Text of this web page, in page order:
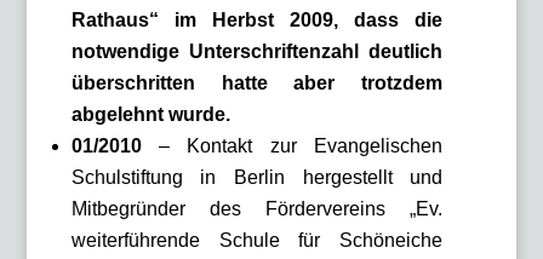
Rathaus“ im Herbst 2009, dass die
notwendige Unterschriftenzahl deutlich
überschritten hatte aber trotzdem
abgelehnt wurde.
01/2010– Kontakt zur Evangelischen
Schulstiftung in Berlin hergestellt und
Mitbegründer des Fördervereins „Ev.
weiterführende Schule für Schöneiche